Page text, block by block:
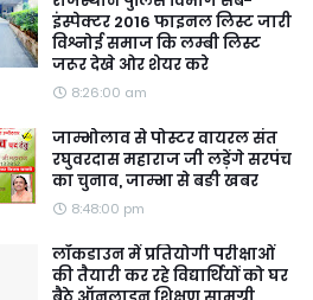
इंस्पेक्टर 2016 फाइनल लिस्ट जारी
विश्नोई समाज कि लम्बी लिस्ट
जरूर देखे ओर शेयर करे
8:26:00 am
जाम्भोलाव से पोस्टर वायरल संत
रघुवरदास महाराज जी लड़ेंगे सरपंच
का चुनाव, जाम्भा से बङी खबर
8:48:00 pm
लॉकडाउन में प्रतियोगी परीक्षाओं
की तैयारी कर रहे विद्यार्थियों को घर